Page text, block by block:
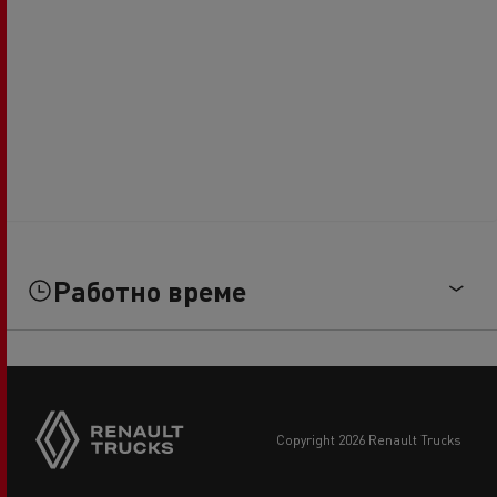
Работно време
copyright 2026 Renault Trucks